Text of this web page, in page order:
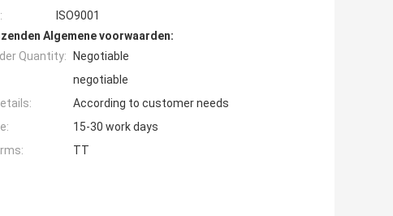
ISO9001
Algemene voorwaarden:
Quantity:
Negotiable
negotiable
According to customer needs
15-30 work days
TT